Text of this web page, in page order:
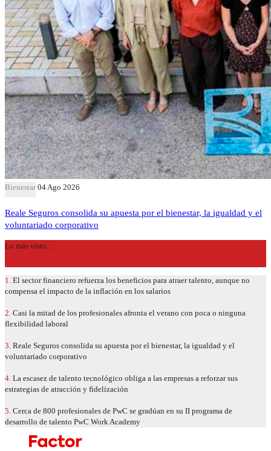
Bienestar 04 Ago 2026
Reale Seguros consolida su apuesta por el bienestar, la igualdad y el
voluntariado corporativo
Lo más visto…
1. El sector financiero refuerza los beneficios para atraer talento, aunque no
compensa el impacto de la inflación en los salarios
2. Casi la mitad de los profesionales afronta el verano con poca o ninguna
flexibilidad laboral
3. Reale Seguros consolida su apuesta por el bienestar, la igualdad y el
voluntariado corporativo
4. La escasez de talento tecnológico obliga a las empresas a reforzar sus
estrategias de atracción y fidelización
5. Cerca de 800 profesionales de PwC se gradúan en su II programa de
desarrollo de talento PwC Work Academy